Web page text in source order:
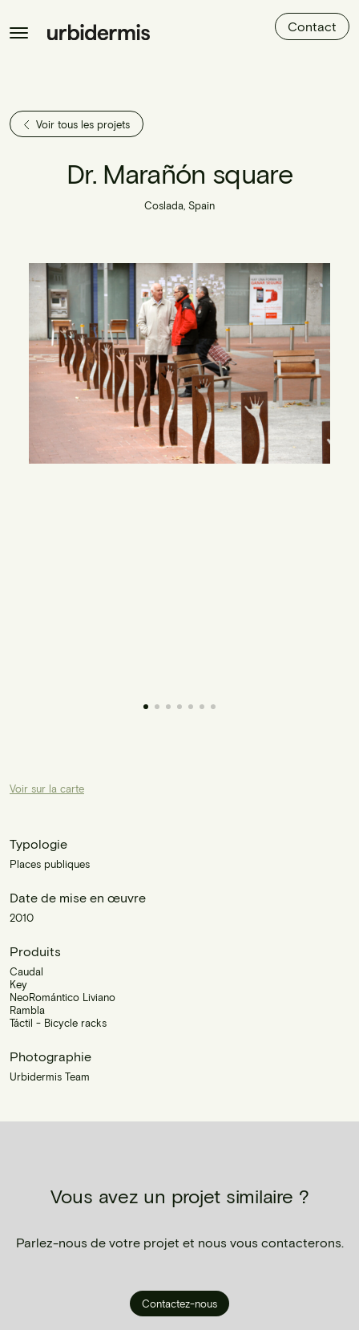
Contact
Voir tous les projets
Dr. Marañón square
Coslada, Spain
Voir sur la carte
Typologie
Places publiques
Date de mise en œuvre
2010
Produits
Caudal
Key
NeoRomántico Liviano
Rambla
Táctil - Bicycle racks
Photographie
Urbidermis Team
Vous avez un projet similaire ?
Parlez-nous de votre projet et nous vous contacterons.
Contactez-nous